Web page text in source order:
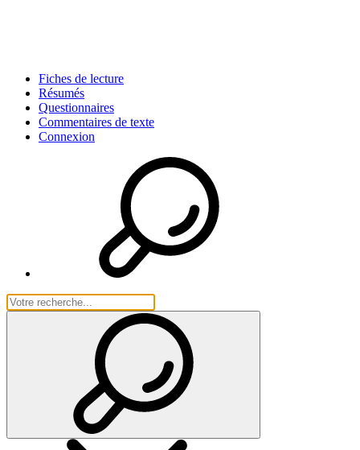
Fiches de lecture
Résumés
Questionnaires
Commentaires de texte
Connexion